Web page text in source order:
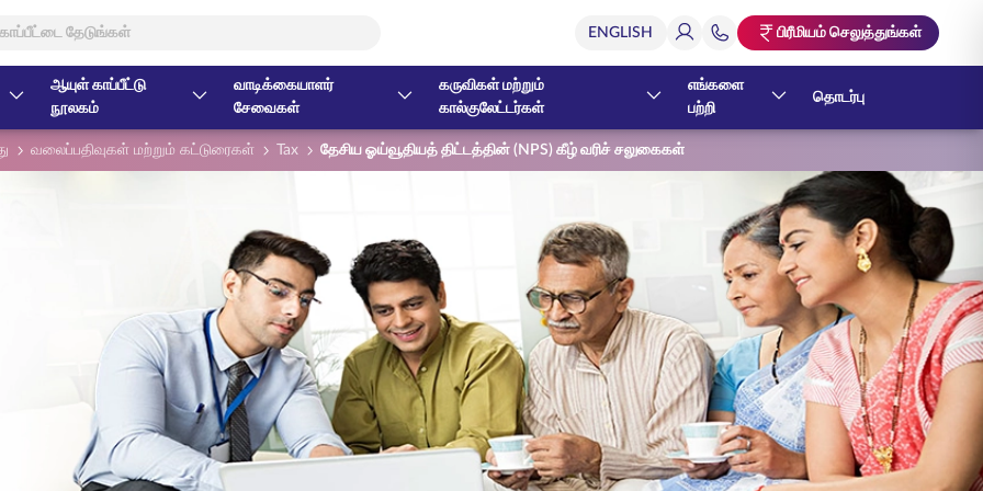
பிரீமியம் செலுத்துங்கள்
ஆயுள் காப்பீட்டு
நூலகம்
வாடிக்கையாளர்
சேவைகள்
கருவிகள் மற்றும்
கால்குலேட்டர்கள்
எங்களை
பற்றி
தொடர்பு
வலைப்பதிவுகள் மற்றும் கட்டுரைகள் Tax தேசிய ஓய்வூதியத் திட்டத்தின் (NPS) கீழ் வரிச் சலுகைகள்